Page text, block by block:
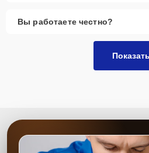
Вы работаете честно?
Показать